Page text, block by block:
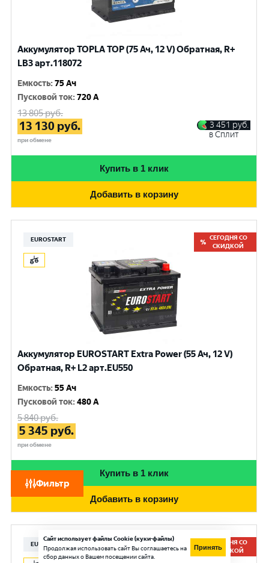
Фильтр
Аккумулятор TOPLA TOP (75 Ач, 12 V) Обратная, R+
LB3 арт.118072
Емкость:75 Ач
Пусковой ток:720 A
13 805руб.
13 130 руб.
при обмене
3 451 руб.
в Сплит
Купить в 1 клик
Добавить в корзину
EUROSTART
СЕГОДНЯ СО
СКИДКОЙ
Аккумулятор EUROSTART Extra Power (55 Ач, 12 V)
Обратная, R+ L2 арт.EU550
Емкость:55 Ач
Пусковой ток:480 A
5 840руб.
5 345 руб.
при обмене
Купить в 1 клик
Добавить в корзину
EUROSTART
СЕГОДНЯ СО
СКИДКОЙ
Сайт использует файлы Cookie (куки-файлы)
Продолжая использовать сайт Вы соглашаетесь на
сбор данных о Вашем посещении сайта.
Принять